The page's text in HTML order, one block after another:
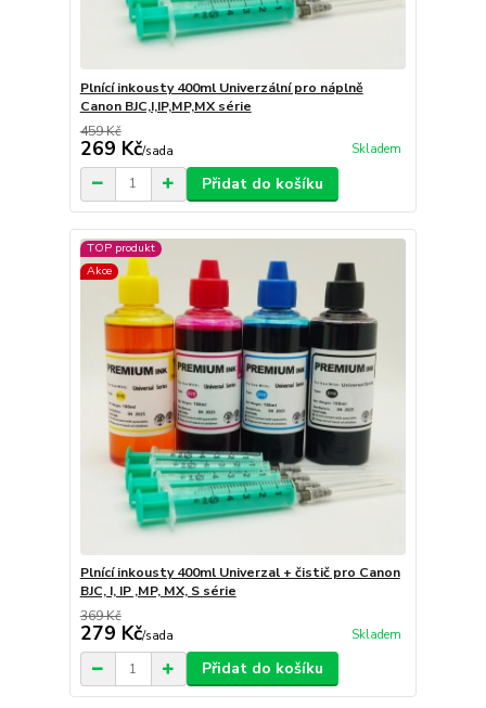
Plnící inkousty 400ml Univerzální pro náplně
Canon BJC,I,IP,MP,MX série
459 Kč
269 Kč/sada Skladem
Přidat do košíku
TOP produkt
Akce
Plnící inkousty 400ml Univerzal + čistič pro Canon
BJC, I, IP ,MP, MX, S série
369 Kč
279 Kč/sada Skladem
Přidat do košíku